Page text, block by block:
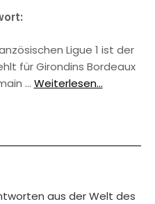
Ligue 1 ist der
für Girondins Bordeaux
… Weiterlesen...
aus der Welt des